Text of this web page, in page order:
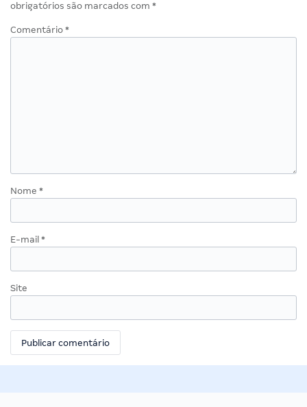
obrigatórios são marcados com *
Comentário *
Nome *
E-mail *
Site